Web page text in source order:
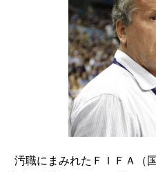
汚職にまみれたＦＩＦＡ（